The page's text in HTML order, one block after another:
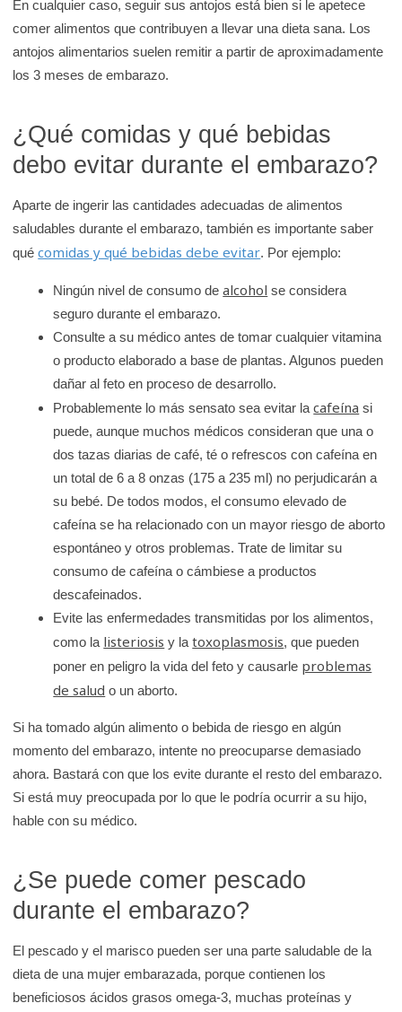
En cualquier caso, seguir sus antojos está bien si le apetece
comer alimentos que contribuyen a llevar una dieta sana. Los
antojos alimentarios suelen remitir a partir de aproximadamente
los 3 meses de embarazo.
¿Qué comidas y qué bebidas
debo evitar durante el embarazo?
Aparte de ingerir las cantidades adecuadas de alimentos
saludables durante el embarazo, también es importante saber
quécomidas y qué bebidas debe evitar. Por ejemplo:
Ningún nivel de consumo dealcohol se considera
seguro durante el embarazo.
Consulte a su médico antes de tomar cualquier vitamina
o producto elaborado a base de plantas. Algunos pueden
dañar al feto en proceso de desarrollo.
Probablemente lo más sensato sea evitar lacafeína si
puede, aunque muchos médicos consideran que una o
dos tazas diarias de café, té o refrescos con cafeína en
un total de 6 a 8 onzas (175 a 235 ml) no perjudicarán a
su bebé. De todos modos, el consumo elevado de
cafeína se ha relacionado con un mayor riesgo de aborto
espontáneo y otros problemas. Trate de limitar su
consumo de cafeína o cámbiese a productos
descafeinados.
Evite las enfermedades transmitidas por los alimentos,
como la listeriosis y latoxoplasmosis, que pueden
poner en peligro la vida del feto y causarle problemas
de salud o un aborto.
Si ha tomado algún alimento o bebida de riesgo en algún
momento del embarazo, intente no preocuparse demasiado
ahora. Bastará con que los evite durante el resto del embarazo.
Si está muy preocupada por lo que le podría ocurrir a su hijo,
hable con su médico.
¿Se puede comer pescado
durante el embarazo?
El pescado y el marisco pueden ser una parte saludable de la
dieta de una mujer embarazada, porque contienen los
beneficiosos ácidos grasos omega-3, muchas proteínas y